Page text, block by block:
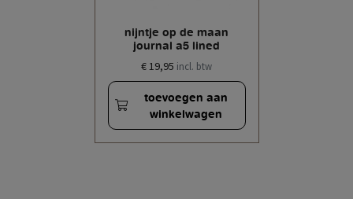
nijntje op de maan
journal a5 lined
€ 19,95 incl. btw
toevoegen aan
winkelwagen